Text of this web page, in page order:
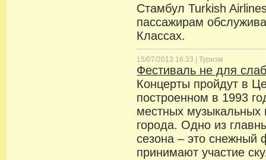
Стамбул Turkish
пассажирам
Классах.
15/07/2013 16:33 |Туризм
Фестиваль не для
Концерты пройдут в
построенном в 1993
местных музыкальных
города. Одно из
сезона – это снежный
принимают участие